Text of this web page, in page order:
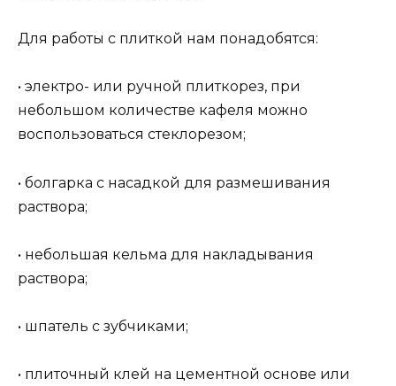
Для работы с плиткой нам понадобятся:
• электро- или ручной плиткорез, при
небольшом количестве кафеля можно
воспользоваться стеклорезом;
• болгарка с насадкой для размешивания
раствора;
• небольшая кельма для накладывания
раствора;
• шпатель с зубчиками;
• плиточный клей на цементной основе или